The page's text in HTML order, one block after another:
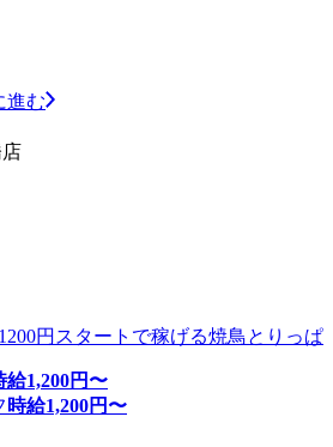
進む
円スタートで稼げる焼鳥とりっぱ
給1,200円〜
時給1,200円〜